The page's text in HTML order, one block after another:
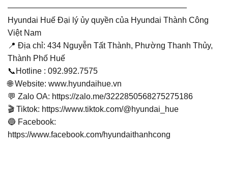
——————————————————————
Hyundai Huế Đại lý ủy quyền của Hyundai Thành Công
Việt Nam
📍 Địa chỉ: 434 Nguyễn Tất Thành, Phường Thanh Thủy,
Thành Phố Huế
📞Hotline : 092.992.7575
🌐 Website: www.hyundaihue.vn
💬 Zalo OA: https://zalo.me/3222850568275275186
🎬 Tiktok: https://www.tiktok.com/@hyundai_hue
🔵 Facebook:
https://www.facebook.com/hyundaithanhcong